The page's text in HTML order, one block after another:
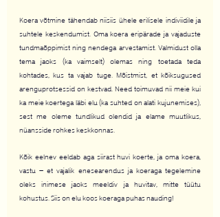
Koera võtmine tähendab niisiis ühele erilisele indiviidile ja
suhtele keskendumist. Oma koera eripärade ja vajaduste
tundmaõppimist ning nendega arvestamist. Valmidust olla
tema jaoks (ka vaimselt) olemas ning toetada teda
kohtades, kus ta vajab tuge. Mõistmist, et kõiksugused
arenguprotsessid on kestvad. Need toimuvad nii meie kui
ka meie koertega läbi elu (ka suhted on alati kujunemises),
sest me oleme tundlikud olendid ja elame muutlikus,
nüansside rohkes keskkonnas.
Kõik eelnev eeldab aga siirast huvi koerte, ja oma koera,
vastu – et vajalik enesearendus ja koeraga tegelemine
oleks inimese jaoks meeldiv ja huvitav, mitte tüütu
kohustus. Siis on elu koos koeraga puhas nauding!